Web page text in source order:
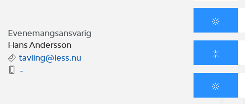
Evenemangsansvarig
Hans Andersson
tavling@less.nu
-